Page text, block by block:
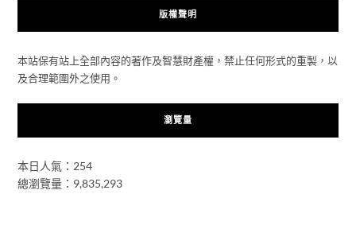
版權聲明
本站保有站上全部內容的著作及智慧財產權，禁止任何形式的重製，以
及合理範圍外之使用。
瀏覽量
本日人氣：254
總瀏覽量：9,835,293